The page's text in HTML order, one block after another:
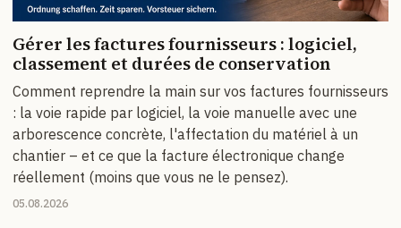
Gérer les factures fournisseurs : logiciel,
classement et durées de conservation
Comment reprendre la main sur vos factures fournisseurs
: la voie rapide par logiciel, la voie manuelle avec une
arborescence concrète, l'affectation du matériel à un
chantier – et ce que la facture électronique change
réellement (moins que vous ne le pensez).
05.08.2026